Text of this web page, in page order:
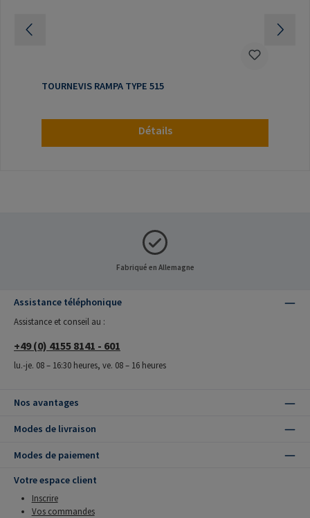
TOURNEVIS RAMPA TYPE 515
Détails
Fabriqué en Allemagne
Assistance téléphonique
Assistance et conseil au :
+49 (0) 4155 8141 - 601
lu.-je. 08 – 16:30 heures, ve. 08 – 16 heures
Nos avantages
Modes de livraison
Modes de paiement
Votre espace client
Inscrire
Vos commandes